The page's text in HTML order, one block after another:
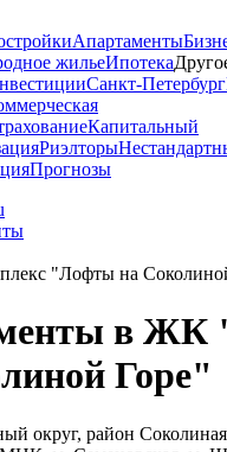
Апартаменты
жильеИпотека
Санкт-Петербург
Капитальный
Риэлторы
Прогнозы
"Лофты на
в ЖК
Горе"
округ, район